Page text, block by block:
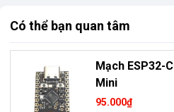
Có thể bạn quan tâm
Mạch ESP32-
Mini
95.000₫